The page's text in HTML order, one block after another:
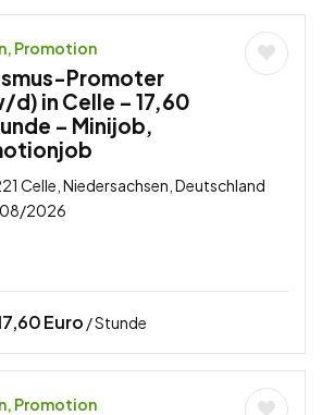
Promotion
Promoter
d) in Celle – 17,60
– Minijob,
Celle, Niedersachsen, Deutschland
2026
Euro / Stunde
Promotion